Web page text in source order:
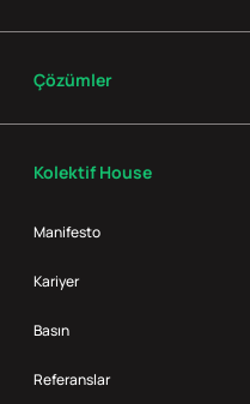
Kolektif House
Manifesto
Kariyer
Basın
Referanslar
Çözümler